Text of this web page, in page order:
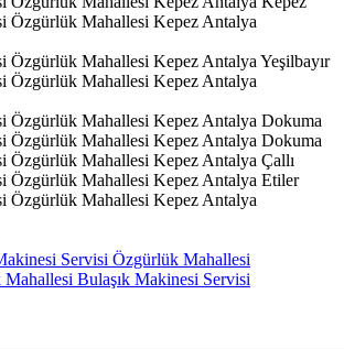
Özgürlük Mahallesi Kepez Antalya
Özgürlük Mahallesi Kepez Antalya Yeşilbayır
Özgürlük Mahallesi Kepez Antalya
Özgürlük Mahallesi Kepez Antalya Dokuma
Özgürlük Mahallesi Kepez Antalya Dokuma
Özgürlük Mahallesi Kepez Antalya Çallı
Özgürlük Mahallesi Kepez Antalya Etiler
Özgürlük Mahallesi Kepez Antalya
Servisi Özgürlük Mahallesi
Bulaşık Makinesi Servisi